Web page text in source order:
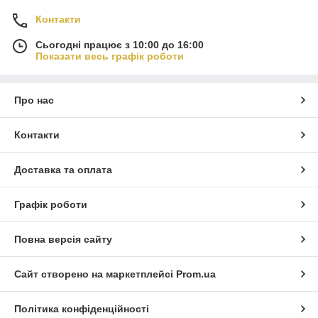
Контакти
Сьогодні працює з 10:00 до 16:00
Показати весь графік роботи
Про нас
Контакти
Доставка та оплата
Графік роботи
Повна версія сайту
Сайт створено на маркетплейсі Prom.ua
Політика конфіденційності